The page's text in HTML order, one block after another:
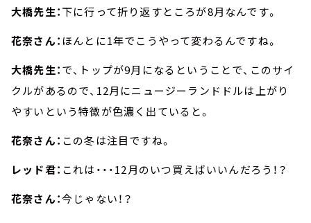
大橋先生：下に行って折り返すところが8月なんです。
花奈さん：ほんとに1年でこうやって変わるんですね。
大橋先生：で、トップが9月になるということで、このサイ
クルがあるので、12月にニュージーランドドルは上がり
やすいという特徴が色濃く出ていると。
花奈さん： この冬は注目ですね。
レッド君： これは・・・12月のいつ買えばいいんだろう！？
花奈さん：今じゃない！？